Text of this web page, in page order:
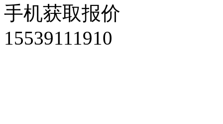
手机获取报价
15539111910